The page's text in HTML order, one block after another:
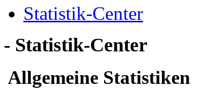
Statistik-Center
- Statistik-Center
Allgemeine Statistiken